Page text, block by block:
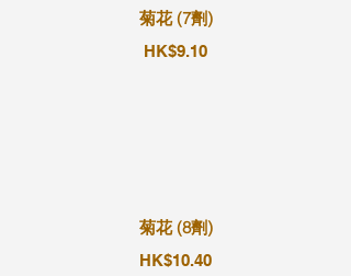
菊花 (7劑)
HK$9.10
菊花 (8劑)
HK$10.40